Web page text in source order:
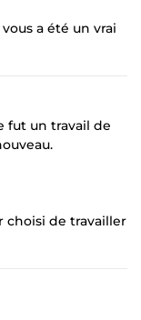
a été un vrai
fut un travail de
choisi de travailler